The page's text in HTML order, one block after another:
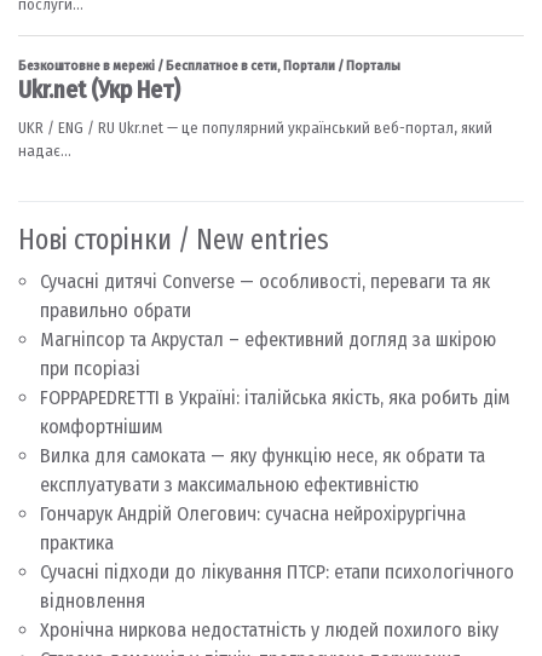
Нові сторінки / New entries
Сучасні дитячі Converse — особливості, переваги та як
правильно обрати
Магніпсор та Акрустал – ефективний догляд за шкірою
при псоріазі
FOPPAPEDRETTI в Україні: італійська якість, яка робить дім
комфортнішим
Вилка для самоката — яку функцію несе, як обрати та
експлуатувати з максимальною ефективністю
Гончарук Андрій Олегович: сучасна нейрохірургічна
практика
Сучасні підходи до лікування ПТСР: етапи психологічного
відновлення
Хронічна ниркова недостатність у людей похилого віку